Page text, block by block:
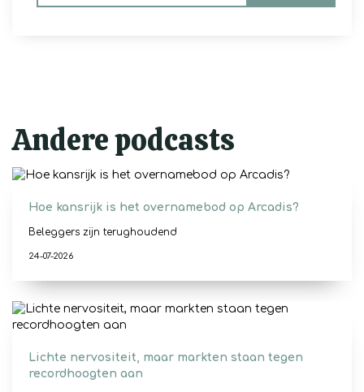
Andere podcasts
Hoe kansrijk is het overnamebod op Arcadis?
Beleggers zijn terughoudend
24-07-2026
Lichte nervositeit, maar markten staan tegen
recordhoogten aan